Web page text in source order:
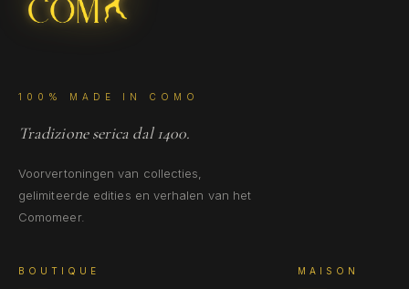
100% MADE IN COMO
Tradizione serica dal 1400.
Voorvertoningen van collecties,
gelimiteerde edities en verhalen van het
Comomeer.
BOUTIQUE MAISON